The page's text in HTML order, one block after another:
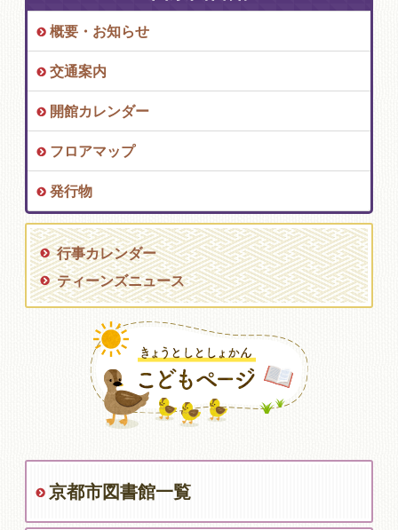
概要・お知らせ
交通案内
開館カレンダー
フロアマップ
発行物
行事カレンダー
ティーンズニュース
京都市図書館一覧